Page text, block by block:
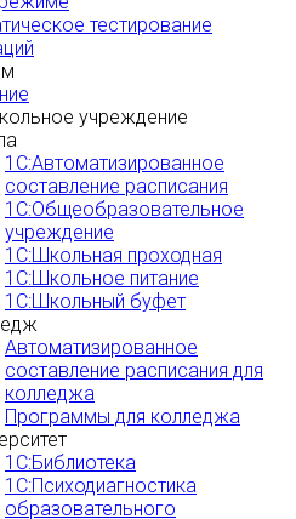
тестирование
учреждение
1С:Автоматизированное
составление расписания
1С:Общеобразовательное
учреждение
1С:Школьная проходная
1С:Школьное питание
1С:Школьный буфет
Автоматизированное
составление расписания для
колледжа
Программы для колледжа
1С:Библиотека
1С:Психодиагностика
образовательного